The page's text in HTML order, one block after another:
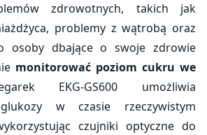
zdrowotnych, takich jak
problemy z wątrobą oraz
osoby dbające o swoje zdrowie
monitorować poziom cukru we
EKG-GS600 umożliwia
w czasie rzeczywistym
czujniki optyczne do